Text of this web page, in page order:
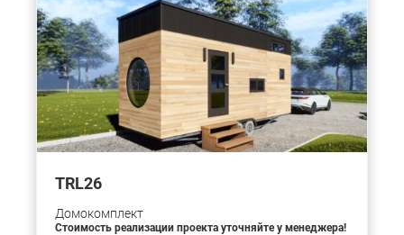
TRL26
Домокомплект
Стоимость реализации проекта уточняйте у менеджера!